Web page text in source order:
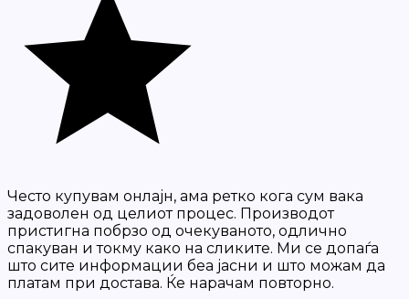
Често купувам онлајн, ама ретко кога сум вака
задоволен од целиот процес. Производот
пристигна побрзо од очекуваното, одлично
спакуван и токму како на сликите. Ми се допаѓа
што сите информации беа јасни и што можам да
платам при достава. Ќе нарачам повторно.